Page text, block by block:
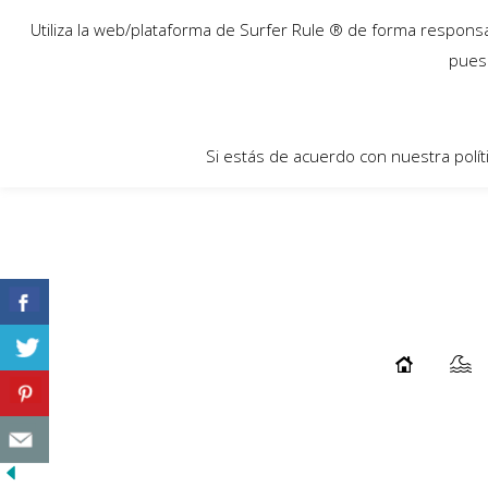
24
Utiliza la web/plataforma de Surfer Rule ® de forma
Si estás de acuerdo con nuestra